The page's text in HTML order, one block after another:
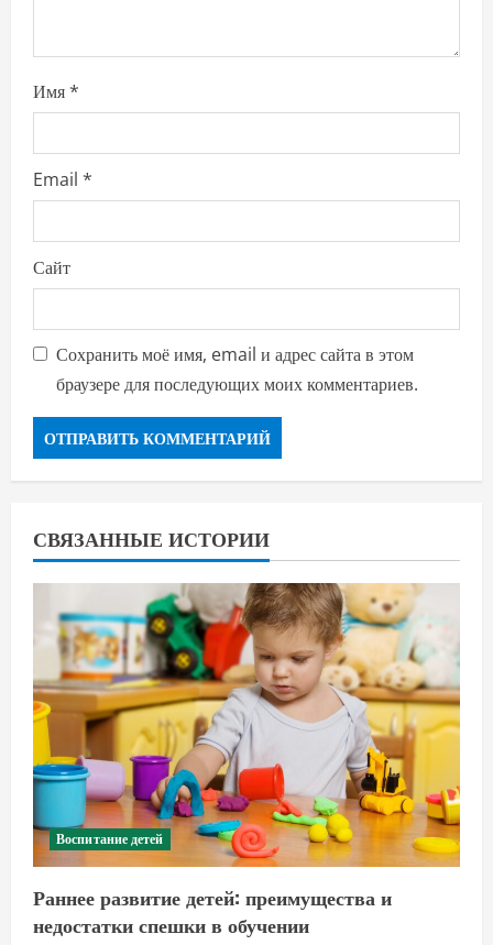
Имя*
Email *
Сайт
Сохранить моё имя, email и адрес сайта в этом
браузере для последующих моих комментариев.
СВЯЗАННЫЕ ИСТОРИИ
Воспитание детей
Раннее развитие детей: преимущества и
недостатки спешки в обучении